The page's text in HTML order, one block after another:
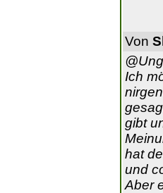
Von
Ich
gibt
hat
und
Aber